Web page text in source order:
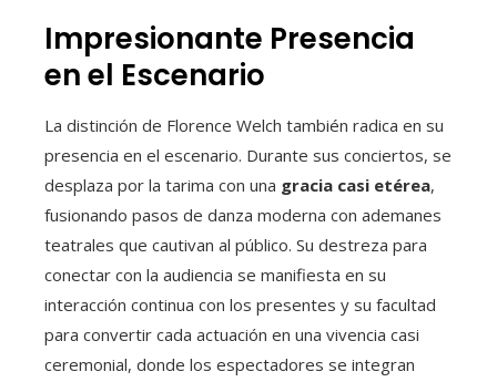
Impresionante Presencia
en el Escenario
La distinción de Florence Welch también radica en su
presencia en el escenario. Durante sus conciertos, se
desplaza por la tarima con una gracia casi etérea,
fusionando pasos de danza moderna con ademanes
teatrales que cautivan al público. Su destreza para
conectar con la audiencia se manifiesta en su
interacción continua con los presentes y su facultad
para convertir cada actuación en una vivencia casi
ceremonial, donde los espectadores se integran